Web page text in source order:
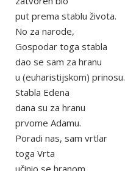
put prema stablu života.
No za narode,
Gospodar toga stabla
dao se sam za hranu
u (euharistijskom) prinosu.
Stabla Edena
dana su za hranu
prvome Adamu.
Poradi nas, sam vrtlar
toga Vrta
učinio se hranom